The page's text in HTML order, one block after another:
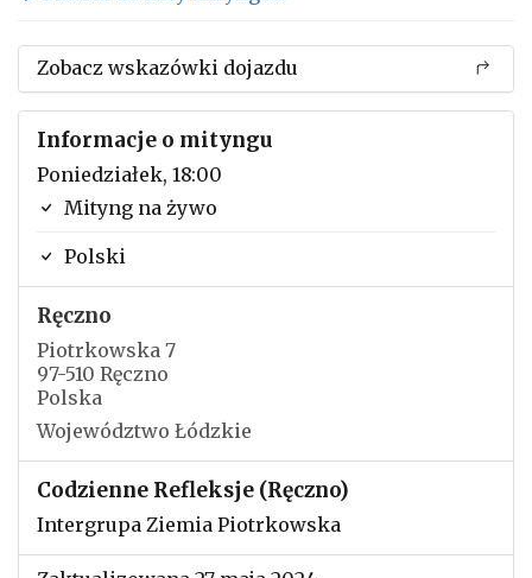
Zobacz wskazówki dojazdu
Informacje o mityngu
Poniedziałek, 18:00
Mityng na żywo
Polski
Ręczno
Piotrkowska 7
97-510 Ręczno
Polska
Województwo Łódzkie
Codzienne Refleksje (Ręczno)
Intergrupa Ziemia Piotrkowska